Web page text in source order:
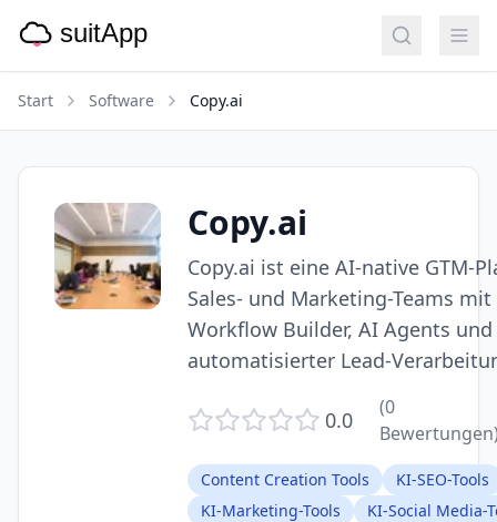
Start Software Copy.ai
Copy.ai
Copy.ai ist eine AI-native GTM-
Sales- und Marketing-Teams mit
Workflow Builder, AI Agents und
automatisierter Lead-
0.0 (0
Content Creation Tools
KI-SEO-Tools
KI-Marketing-Tools
KI-Social Media-